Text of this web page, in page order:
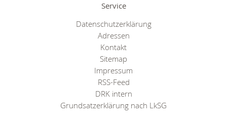
Service
Datenschutzerklärung
Adressen
Kontakt
Sitemap
Impressum
RSS-Feed
DRK intern
Grundsatzerklärung nach LkSG